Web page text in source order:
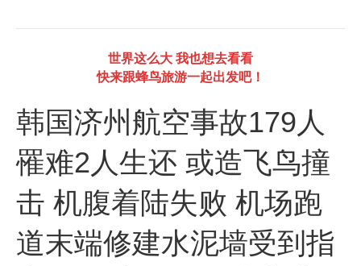
世界这么大 我也想去看看
快来跟蜂鸟旅游一起出发吧！
韩国济州航空事故179人
罹难2人生还 或造飞鸟撞
击 机腹着陆失败 机场跑
道末端修建水泥墙受到指